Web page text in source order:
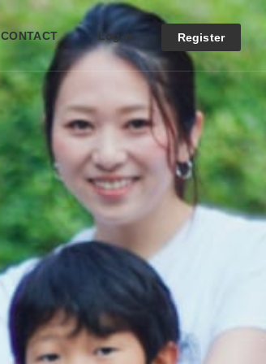
CONTACT Log in Register